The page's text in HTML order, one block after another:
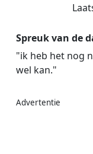
Spreuk van de
"ik heb het nog
wel kan."
Advertentie